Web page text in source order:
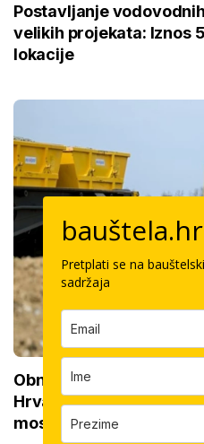
Postavljanje
velikih projekata: Iznos
lokacije
Obnova pruge od 200
Hrvatske: Ministarstvo
most
bauštela.hr
Pretplati se na
sadržaja